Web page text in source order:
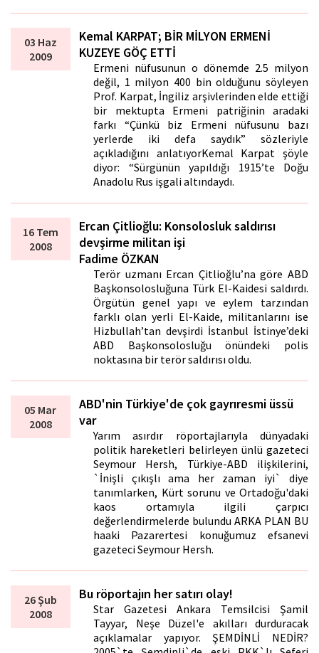
03 Haz
2009
Kemal KARPAT; BİR MİLYON ERMENİ
KUZEYE GÖÇ ETTİ
Ermeni nüfusunun o dönemde 2.5 milyon
değil, 1 milyon 400 bin olduğunu söyleyen
Prof. Karpat, İngiliz arşivlerinden elde ettiği
bir mektupta Ermeni patriğinin aradaki
farkı “Çünkü biz Ermeni nüfusunu bazı
yerlerde iki defa saydık” sözleriyle
açıkladığını anlatıyorKemal Karpat şöyle
diyor: “Sürgünün yapıldığı 1915’te Doğu
Anadolu Rus işgali altındaydı.
16 Tem
2008
Ercan Çitlioğlu: Konsolosluk saldırısı
devşirme militan işi
Fadime ÖZKAN
Terör uzmanı Ercan Çitlioğlu’na göre ABD
Başkonsolosluğuna Türk El-Kaidesi saldırdı.
Örgütün genel yapı ve eylem tarzından
farklı olan yerli El-Kaide, militanlarını ise
Hizbullah’tan devşirdi İstanbul İstinye’deki
ABD Başkonsolosluğu önündeki polis
noktasına bir terör saldırısı oldu.
05 Mar
2008
ABD'nin Türkiye'de çok gayrıresmi üssü
var
Yarım asırdır röportajlarıyla dünyadaki
politik hareketleri belirleyen ünlü gazeteci
Seymour Hersh, Türkiye-ABD ilişkilerini,
`İnişli çıkışlı ama her zaman iyi` diye
tanımlarken, Kürt sorunu ve Ortadoğu'daki
kaos ortamıyla ilgili çarpıcı
değerlendirmelerde bulundu ARKA PLAN BU
haftaki Pazarertesi konuğumuz efsanevi
gazeteci Seymour Hersh.
26 Şub
2008
Bu röportajın her satırı olay!
Star Gazetesi Ankara Temsilcisi Şamil
Tayyar, Neşe Düzel'e akılları durduracak
açıklamalar yapıyor. ŞEMDİNLİ NEDİR?